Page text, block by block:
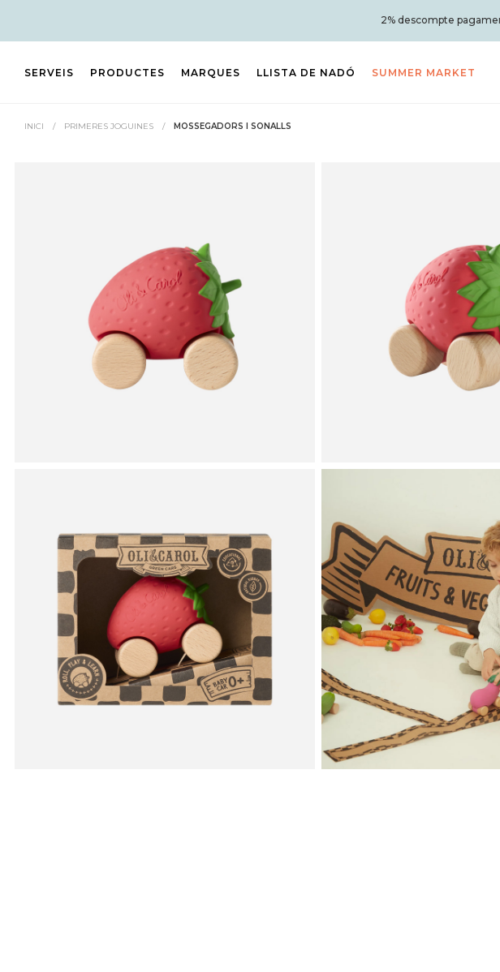
2% descompte
SERVEIS PRODUCTES MARQUES LLISTA DE NADÓ SUMMER MARKET
INICI / PRIMERES JOGUINES / MOSSEGADORS I SONALLS